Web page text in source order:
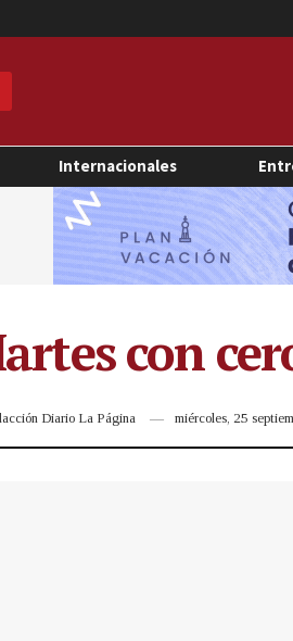
Internacionales
con
Diario La Página miércoles, 25